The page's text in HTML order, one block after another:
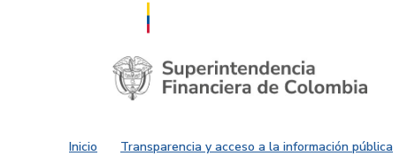
Saltar al contenido principal
Inicio Transparencia y acceso a la información pública